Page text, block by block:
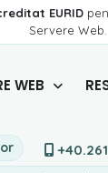
EURID
Servere Web.
WEB